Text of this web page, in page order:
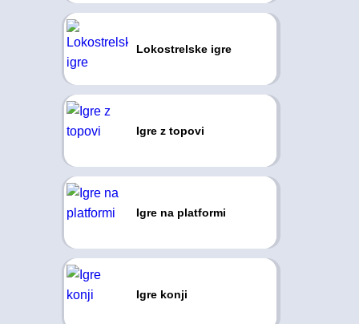
Lokostrelske igre
Igre z topovi
Igre na platformi
Igre konji